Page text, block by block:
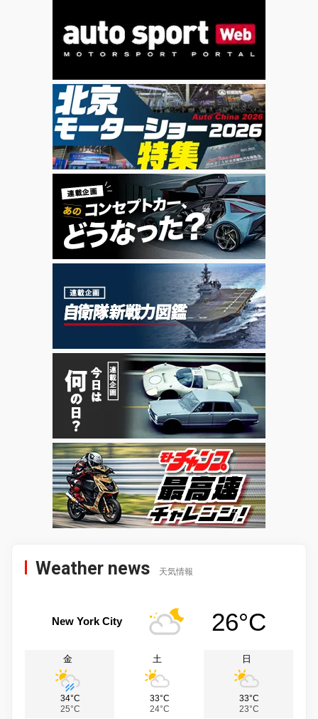
Weather news 天気情報
New York City 26°C
金
34°C
25°C
土
33°C
24°C
日
33°C
23°C